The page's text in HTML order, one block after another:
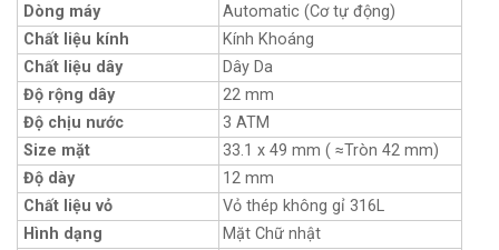
Dòng máy
Automatic (Cơ tự động)
Chất liệu kính
Kính Khoáng
Chất liệu dây
Dây Da
Độ rộng dây
22 mm
Độ chịu nước
3 ATM
Size mặt
33.1 x 49 mm ( ≈Tròn 42 mm)
Độ dày
12 mm
Chất liệu vỏ
Vỏ thép không gỉ 316L
Hình dạng
Mặt Chữ nhật